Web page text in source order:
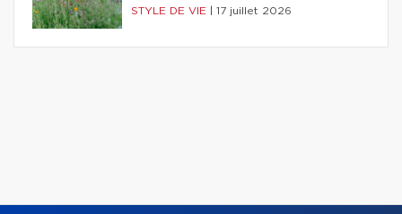
STYLE DE VIE 17 juillet 2026